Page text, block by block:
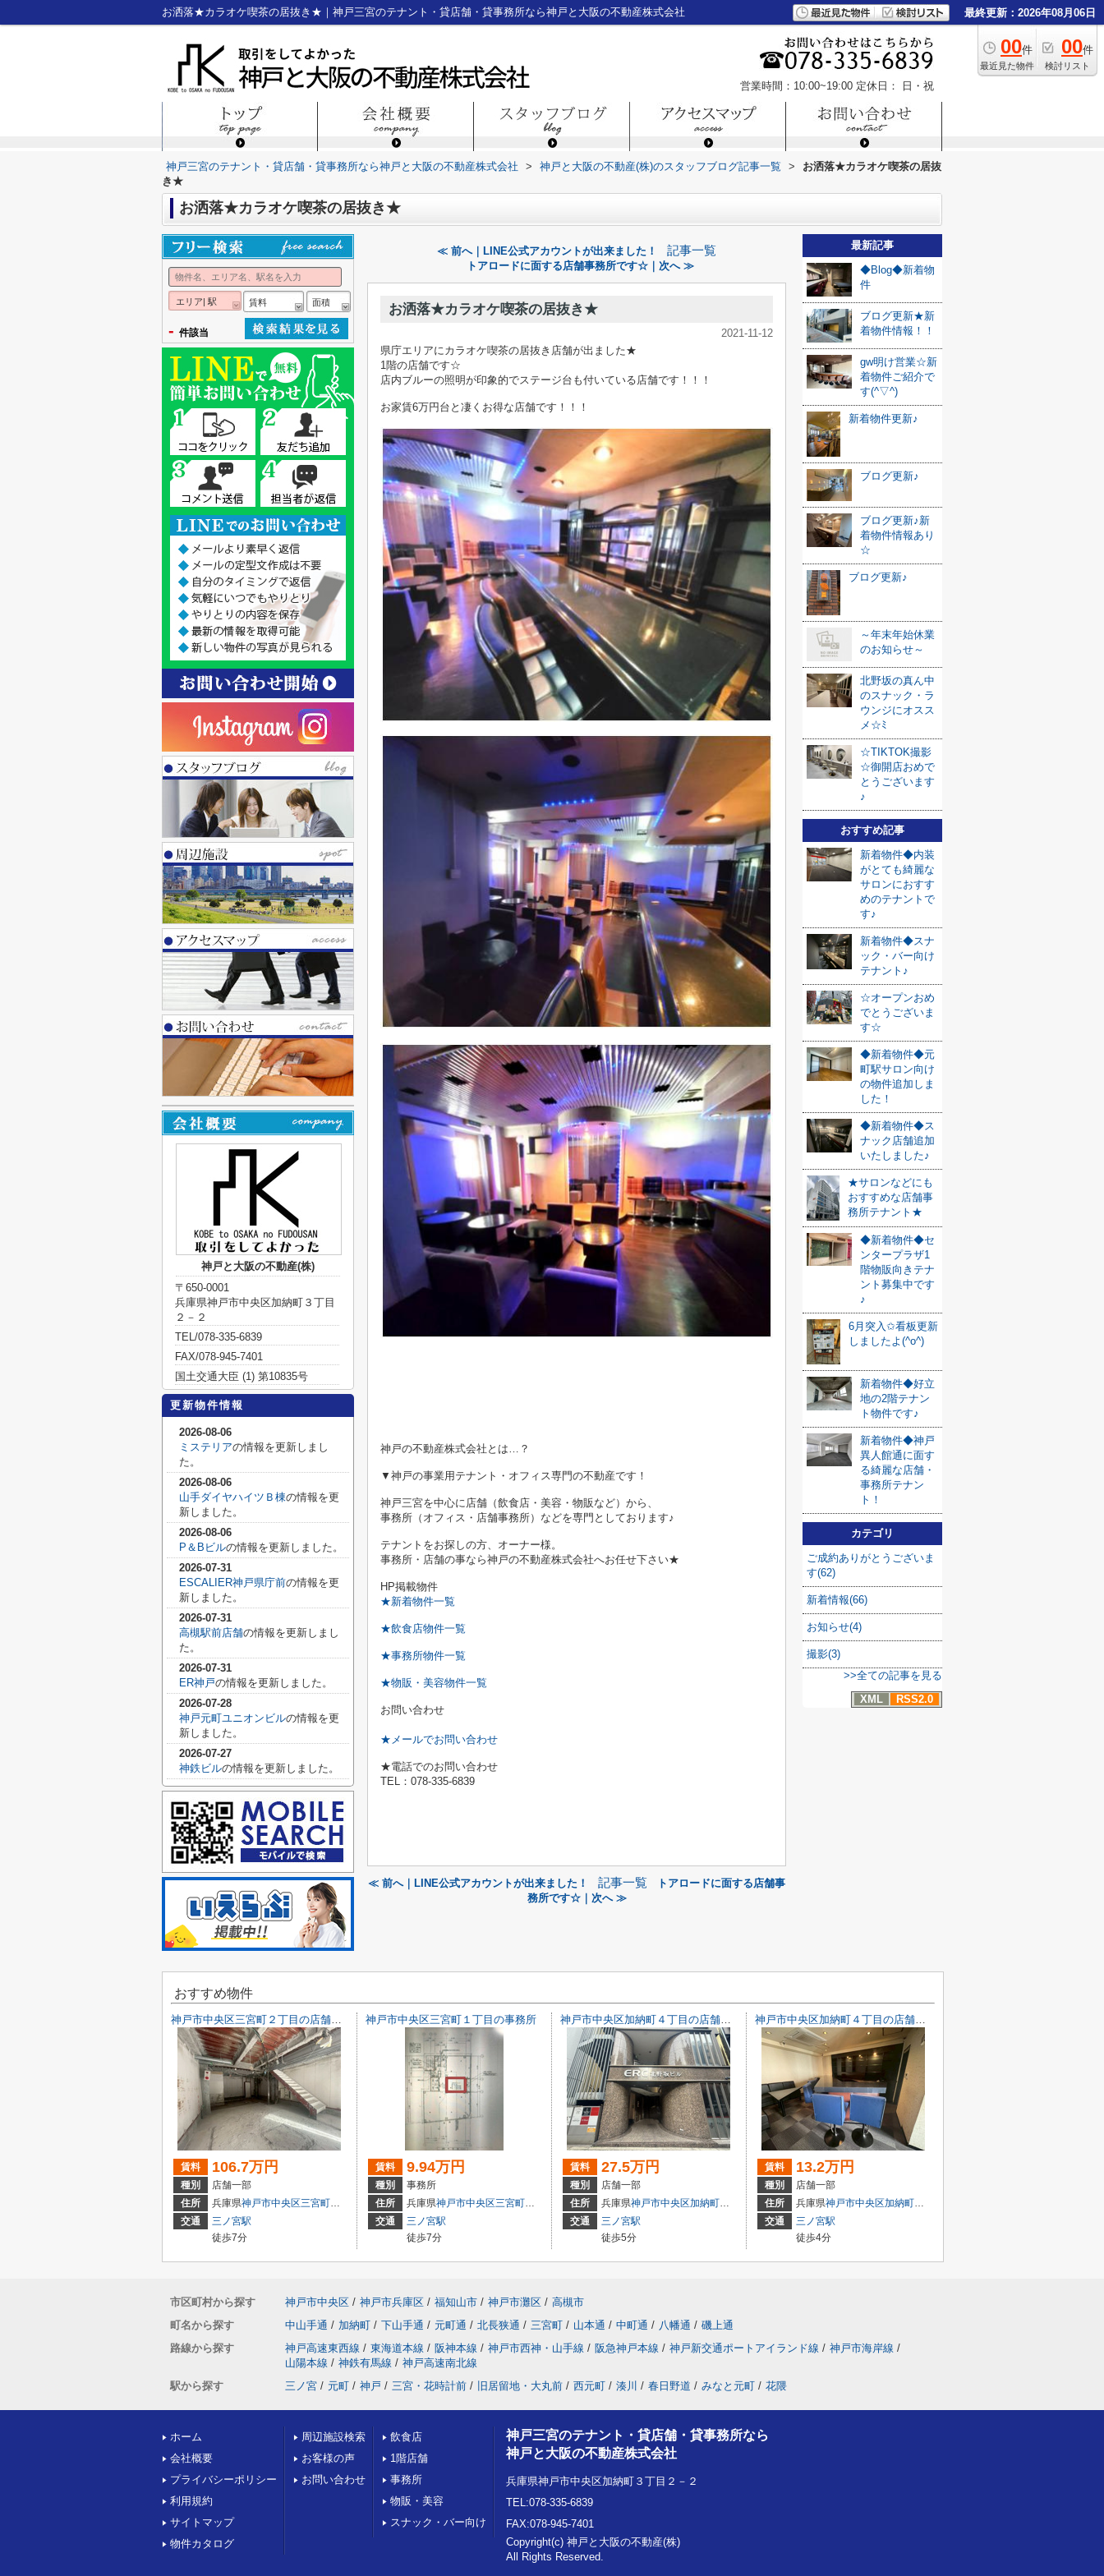
お洒落★カラオケ喫茶の居抜き★｜神戸三宮のテナント・貸店舗・貸事務所なら神戸と大阪の不動産株式会社 最終更新：2026年08月06日
00件
最近見た物件
00件
検討リスト
営業時間：10:00~19:00 定休日： 日・祝
神戸三宮のテナント・貸店舗・貸事務所なら神戸と大阪の不動産株式会社 > 神戸と大阪の不動産(株)のスタッフブログ記事一覧 >
お洒落★カラオケ喫茶の居抜
き★
お洒落★カラオケ喫茶の居抜き★
≪ 前へ｜LINE公式アカウントが出来ました！ 記事一覧
トアロードに面する店舗事務所です☆｜次へ ≫
お洒落★カラオケ喫茶の居抜き★
2021-11-12
県庁エリアにカラオケ喫茶の居抜き店舗が出ました★
1階の店舗です☆
店内ブルーの照明が印象的でステージ台も付いている店舗です！！！
お家賃6万円台と凄くお得な店舗です！！！
神戸の不動産株式会社とは…？
▼神戸の事業用テナント・オフィス専門の不動産です！
神戸三宮を中心に店舗（飲食店・美容・物販など）から、
事務所（オフィス・店舗事務所）などを専門としております♪
テナントをお探しの方、オーナー様。
事務所・店舗の事なら神戸の不動産株式会社へお任せ下さい★
HP掲載物件
★新着物件一覧
★飲食店物件一覧
★事務所物件一覧
★物販・美容物件一覧
お問い合わせ
★メールでお問い合わせ
★電話でのお問い合わせ
TEL：078-335-6839
≪ 前へ｜LINE公式アカウントが出来ました！ 記事一覧
トアロードに面する店舗事
務所です☆｜次へ ≫
最新記事
◆Blog◆新着物
件
ブログ更新★新
着物件情報！！
gw明け営業☆新
着物件ご紹介で
す(^▽^)
新着物件更新♪
ブログ更新♪
ブログ更新♪新
着物件情報あり
☆
ブログ更新♪
～年末年始休業
のお知らせ～
北野坂の真ん中
のスナック・ラ
ウンジにオスス
メ☆ﾐ
☆TIKTOK撮影
☆御開店おめで
とうございます
♪
おすすめ記事
新着物件◆内装
がとても綺麗な
サロンにおすす
めのテナントで
す♪
新着物件◆スナ
ック・バー向け
テナント♪
☆オープンおめ
でとうございま
す☆
◆新着物件◆元
町駅サロン向け
の物件追加しま
した！
◆新着物件◆ス
ナック店舗追加
いたしました♪
★サロンなどにも
おすすめな店舗事
務所テナント★
◆新着物件◆セ
ンタープラザ1
階物販向きテナ
ント募集中です
♪
6月突入✩看板更新
しましたよ(^o^)
新着物件◆好立
地の2階テナン
ト物件です♪
新着物件◆神戸
異人館通に面す
る綺麗な店舗・
事務所テナン
ト！
カテゴリ
ご成約ありがとうございま
す(62)
新着情報(66)
お知らせ(4)
撮影(3)
>>全ての記事を見る
XML
RSS2.0
エリア| 駅 賃料 面積
- 件該当
神戸と大阪の不動産(株)
〒650-0001
兵庫県神戸市中央区加納町３丁目
２－２
TEL/078-335-6839
FAX/078-945-7401
国土交通大臣 (1) 第10835号
更新物件情報
2026-08-06
ミステリアの情報を更新しまし
た。
2026-08-06
山手ダイヤハイツＢ棟の情報を更
新しました。
2026-08-06
P＆Bビルの情報を更新しました。
2026-07-31
ESCALIER神戸県庁前の情報を更
新しました。
2026-07-31
高槻駅前店舗の情報を更新しまし
た。
2026-07-31
ER神戸の情報を更新しました。
2026-07-28
神戸元町ユニオンビルの情報を更
新しました。
2026-07-27
神鉄ビルの情報を更新しました。
おすすめ物件
神戸市中央区三宮町２丁目の店舗一部
賃料 106.7万円
種別
店舗一部
住所
兵庫県神戸市中央区三宮町２丁目9-3
交通
三ノ宮駅
徒歩7分
神戸市中央区三宮町１丁目の事務所
賃料 9.94万円
種別
事務所
住所
兵庫県神戸市中央区三宮町１丁目
交通
三ノ宮駅
徒歩7分
神戸市中央区加納町４丁目の店舗一部
賃料 27.5万円
種別
店舗一部
住所
兵庫県神戸市中央区加納町４丁目7-8
交通
三ノ宮駅
徒歩5分
神戸市中央区加納町４丁目の店舗一部
賃料 13.2万円
種別
店舗一部
住所
兵庫県神戸市中央区加納町４丁目9-29
交通
三ノ宮駅
徒歩4分
市区町村から探す 神戸市中央区 / 神戸市兵庫区 / 福知山市 / 神戸市灘区 / 高槻市
町名から探す
中山手通 / 加納町 / 下山手通 / 元町通 / 北長狭通 / 三宮町 / 山本通 / 中町通 / 八幡通 / 磯上通
路線から探す
神戸高速東西線 / 東海道本線 / 阪神本線 / 神戸市西神・山手線 / 阪急神戸本線 / 神戸新交通ポートアイランド線 / 神戸市海岸線 /
山陽本線 / 神鉄有馬線 / 神戸高速南北線
駅から探す
三ノ宮 / 元町 / 神戸 / 三宮・花時計前 / 旧居留地・大丸前 / 西元町 / 湊川 / 春日野道 / みなと元町 / 花隈
ホーム
会社概要
プライバシーポリシー
利用規約
サイトマップ
物件カタログ
周辺施設検索
お客様の声
お問い合わせ
飲食店
1階店舗
事務所
物販・美容
スナック・バー向け
神戸三宮のテナント・貸店舗・貸事務所なら
神戸と大阪の不動産株式会社
兵庫県神戸市中央区加納町３丁目２－２
TEL:078-335-6839
FAX:078-945-7401
Copyright(c) 神戸と大阪の不動産(株)
All Rights Reserved.